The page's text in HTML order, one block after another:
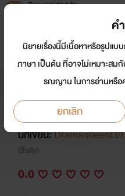
Tunwalai ธัญวลัย
หน้าแรก นิยาย อีบุ๊ก
[R-25] ϟ ♢ M
ง รัก ♦ ϟ [S M]
นักเขียน:DramaqueenLi/
อีโรติก
0.0
ค
นิยายเรื่องนี้มีเนื้อหาหรือรูปแบ
ภาษา เป็นต้น ที่อาจไม่เหมาะส
รณญาน ในการอ่านหรือ
ยกเลิก